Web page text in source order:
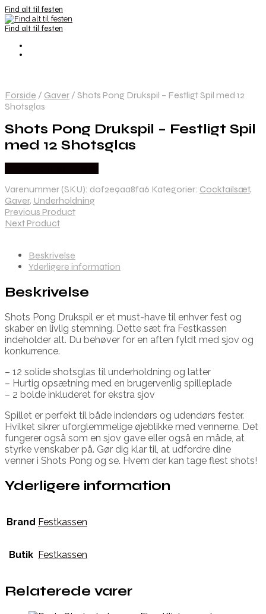
Find alt til festen
Find alt til festen
Forside / Gaver / Shots Pong Drukspil – Festligt Spil med 12
Shotsglas
Shots Pong Drukspil – Festligt Spil
med 12 Shotsglas
Varenummer (SKU): d0f2e9aa8fa6 Kategorier: Cocktailsæt,
Gaver, Underholdning
Previous Product
Next Product
Beskrivelse
Yderligere information
Beskrivelse
Shots Pong Drukspil er et must-have til enhver fest og
skaber en livlig stemning. Dette sæt fra Festkassen
indeholder alt. Du behøver for en aften fyldt med sjov og
konkurrence.
– 12 solide shotsglas til underholdning og latter
– Hurtig opsætning med en brugervenlig spilleplade
– 2 bolde inkluderet for ekstra sjov
Spillet er perfekt til både indendørs og udendørs fester.
Hvilket sikrer uforglemmelige øjeblikke med vennerne. Det
fungerer også som en sjov gave eller også en måde, at
styrke venskaber på. Gør dig klar til, at udfordre dine
venner i Shots Pong og se. Hvem der kan tage flest shots!
Yderligere information
Brand Festkassen
Butik Festkassen
Relaterede varer